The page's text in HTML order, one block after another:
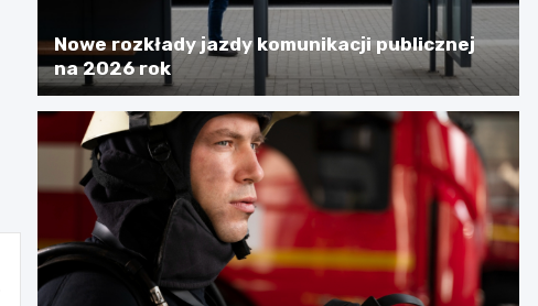
Nowe rozkłady jazdy komunikacji publicznej
na 2026 rok